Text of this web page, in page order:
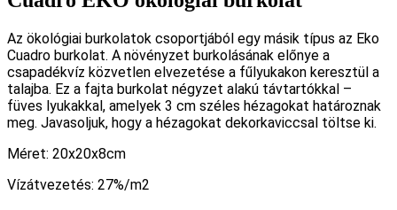
Az ökológiai burkolatok csoportjából egy másik típus az Eko
Cuadro burkolat. A növényzet burkolásának előnye a
csapadékvíz közvetlen elvezetése a fűlyukakon keresztül a
talajba. Ez a fajta burkolat négyzet alakú távtartókkal –
füves lyukakkal, amelyek 3 cm széles hézagokat határoznak
meg. Javasoljuk, hogy a hézagokat dekorkaviccsal töltse ki.
Méret: 20x20x8cm
Vízátvezetés: 27%/m2